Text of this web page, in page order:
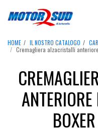
HOME IL NOSTRO CATALOGO
Cremagliera alzacristalli